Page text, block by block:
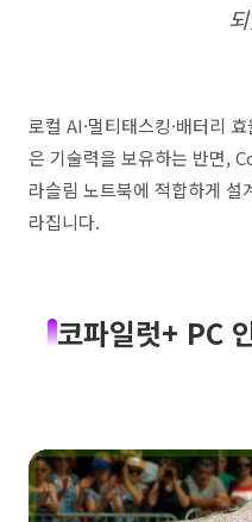
로컬 AI·멀티태스킹·배터리
은 기술력을 보유하는 반면,
라슬림 노트북에 적합하게
라집니다.
코파일럿+ PC